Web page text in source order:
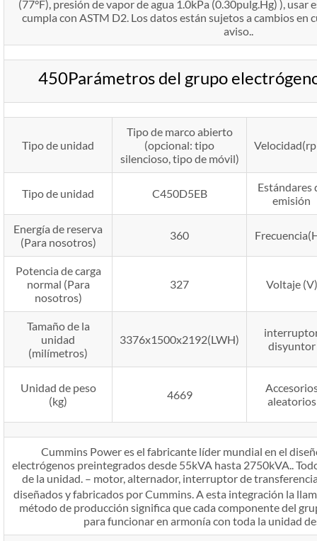
(77°F), presión de vapor de agua 1.0kPa (0.30pulg.Hg) ), usar
cumpla con ASTM D2. Los datos están sujetos a cambios
aviso..
450Parámetros del grupo
Tipo de unidad
Tipo de marco abierto
(opcional: tipo
silencioso, tipo de móvil)
Tipo de unidad C450D5EB
Estándares
emisión
Energía de reserva
(Para nosotros)
360
Potencia de carga
normal (Para
nosotros)
327 Voltaje (V)
Tamaño de la
unidad
(milímetros)
3376x1500x2192(LWH)
disyuntor
Unidad de peso
(kg)
4669
aleatorios
Cummins Power es el fabricante líder mundial en el
electrógenos preintegrados desde 55kVA hasta 2750kVA..
de la unidad. – motor, alternador, interruptor de
diseñados y fabricados por Cummins. A esta integración la
método de producción significa que cada componente del
para funcionar en armonía con toda la unidad